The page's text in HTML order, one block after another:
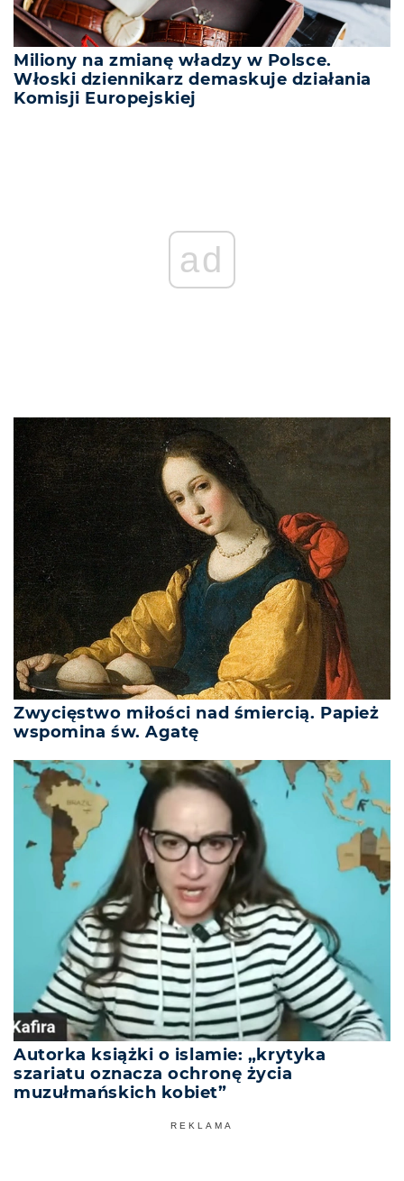
Miliony na zmianę władzy w Polsce.
Włoski dziennikarz demaskuje działania
Komisji Europejskiej
ad
Zwycięstwo miłości nad śmiercią. Papież
wspomina św. Agatę
Autorka książki o islamie: „krytyka
szariatu oznacza ochronę życia
muzułmańskich kobiet”
REKLAMA